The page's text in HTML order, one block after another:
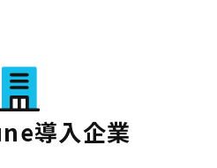
導入企業